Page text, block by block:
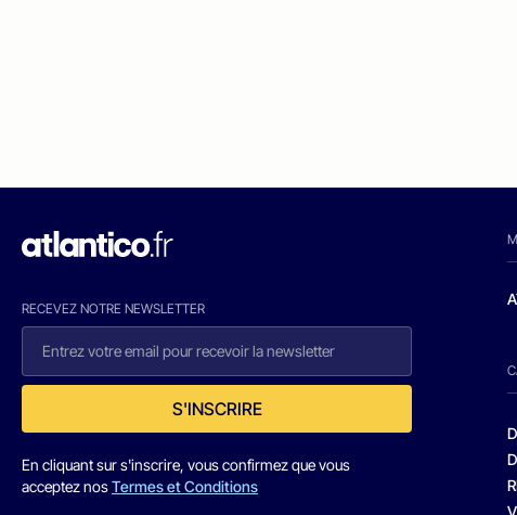
RECEVEZ NOTRE NEWSLETTER
S'INSCRIRE
En cliquant sur s'inscrire, vous confirmez que vous
acceptez nosTermes et Conditions